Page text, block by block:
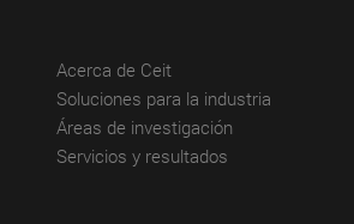
Acerca de Ceit(abre en nueva ventana)
Soluciones para la industria
Áreas de investigación
Servicios y resultados